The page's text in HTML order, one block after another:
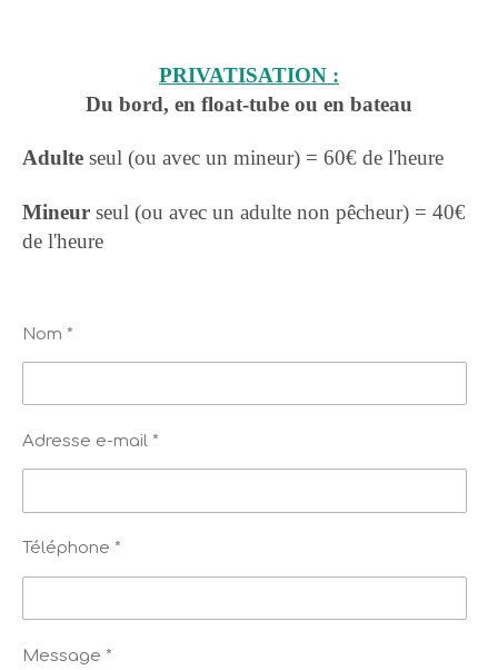
PRIVATISATION :
Du bord, en float-tube ou en bateau
Adulte seul (ou avec un mineur) = 60€ de l'heure
Mineur seul (ou avec un adulte non pêcheur) = 40€
de l'heure
Nom *
Adresse e-mail *
Téléphone *
Message *